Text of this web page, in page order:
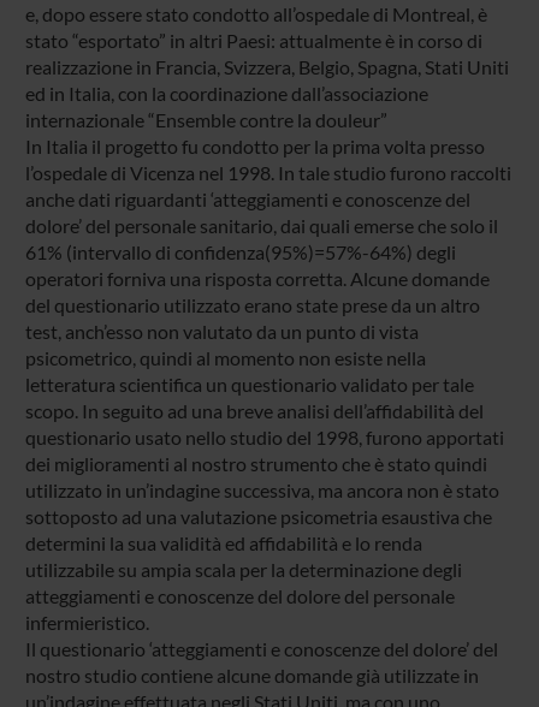
e, dopo essere stato condotto all’ospedale di Montreal, è
stato “esportato” in altri Paesi: attualmente è in corso di
realizzazione in Francia, Svizzera, Belgio, Spagna, Stati Uniti
ed in Italia, con la coordinazione dall’associazione
internazionale “Ensemble contre la douleur”
In Italia il progetto fu condotto per la prima volta presso
l’ospedale di Vicenza nel 1998. In tale studio furono raccolti
anche dati riguardanti ‘atteggiamenti e conoscenze del
dolore’ del personale sanitario, dai quali emerse che solo il
61% (intervallo di confidenza(95%)=57%-64%) degli
operatori forniva una risposta corretta. Alcune domande
del questionario utilizzato erano state prese da un altro
test, anch’esso non valutato da un punto di vista
psicometrico, quindi al momento non esiste nella
letteratura scientifica un questionario validato per tale
scopo. In seguito ad una breve analisi dell’affidabilità del
questionario usato nello studio del 1998, furono apportati
dei miglioramenti al nostro strumento che è stato quindi
utilizzato in un’indagine successiva, ma ancora non è stato
sottoposto ad una valutazione psicometria esaustiva che
determini la sua validità ed affidabilità e lo renda
utilizzabile su ampia scala per la determinazione degli
atteggiamenti e conoscenze del dolore del personale
infermieristico.
Il questionario ‘atteggiamenti e conoscenze del dolore’ del
nostro studio contiene alcune domande già utilizzate in
un’indagine effettuata negli Stati Uniti, ma con uno